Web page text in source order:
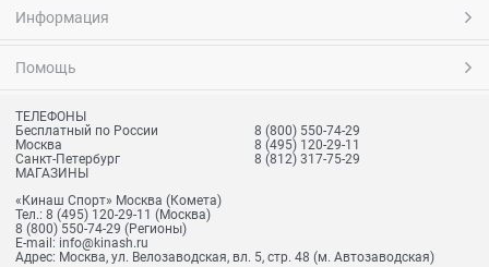
Информация
Помощь
ТЕЛЕФОНЫ
Бесплатный по России
8 (800) 550-74-29
Москва
8 (495) 120-29-11
Санкт-Петербург
8 (812) 317-75-29
МАГАЗИНЫ
«Кинаш Спорт» Москва (Комета)
Тел.: 8 (495) 120-29-11 (Москва)
8 (800) 550-74-29 (Регионы)
E-mail: info@kinash.ru
Адрес: Москва, ул. Велозаводская, вл. 5, стр. 48 (м. Автозаводская)